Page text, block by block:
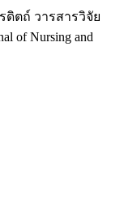
ตถ์ วารสารวิจัย
of Nursing and